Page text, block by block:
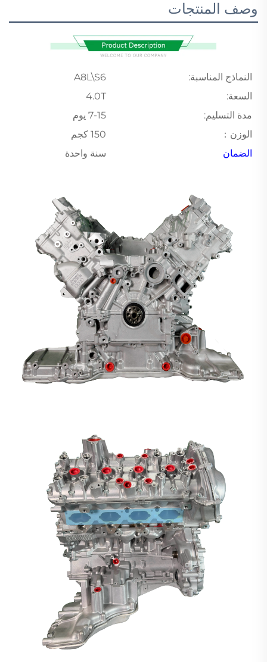
وصف المنتجات
النماذج المناسبة:
A8L\S6
السعة:
4.0T
مدة التسليم:
7-15 يوم
الوزن：
150 كجم
الضمان
سنة واحدة